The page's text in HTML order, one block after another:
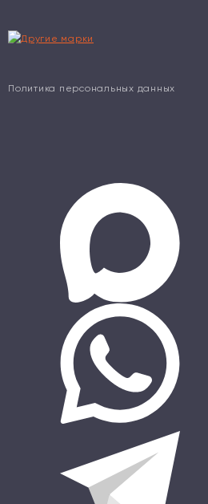
Политика персональных данных